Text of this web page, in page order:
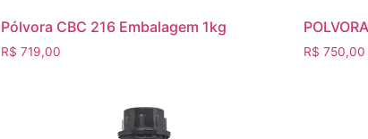
Pólvora CBC 216 Embalagem 1kg
R$ 719,00 R$ 750,00